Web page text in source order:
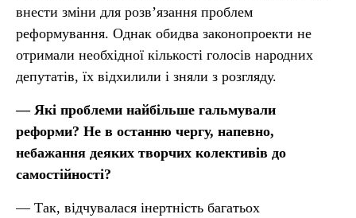
внести зміни для розв’язання проблем
реформування. Однак обидва законопроекти не
отримали необхідної кількості голосів народних
депутатів, їх відхилили і зняли з розгляду.
— Які проблеми найбільше гальмували
реформи? Не в останню чергу, напевно,
небажання деяких творчих колективів до
самостійності?
— Так, відчувалася інертність багатьох